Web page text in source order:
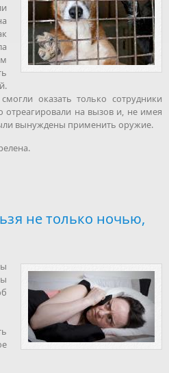
оказать только сотрудники
отреагировали на вызов и, не имея
вынуждены применить оружие.
не только ночью,